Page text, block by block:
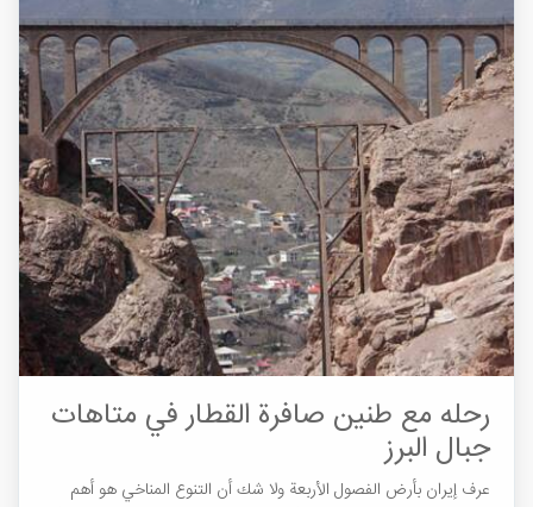
رحله مع طنين صافرة القطار في متاهات
جبال البرز
عرف إيران بأرض الفصول الأربعة ولا شك أن التنوع المناخي هو أهم